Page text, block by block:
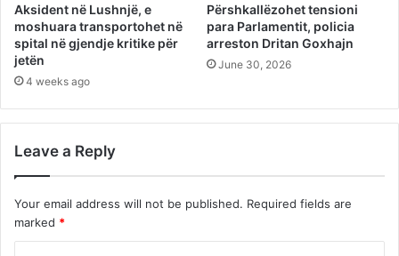
Aksident në Lushnjë, e
moshuara transportohet në
spital në gjendje kritike për
jetën
4 weeks ago
Përshkallëzohet tensioni
para Parlamentit, policia
arreston Dritan Goxhajn
June 30, 2026
Leave a Reply
Your email address will not be published. Required fields are
marked *